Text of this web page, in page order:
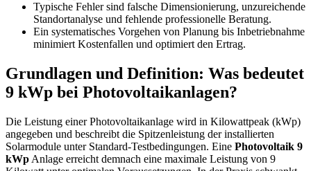
Typische Fehler sind falsche Dimensionierung, unzureichende
Standortanalyse und fehlende professionelle Beratung.
Ein systematisches Vorgehen von Planung bis Inbetriebnahme
minimiert Kostenfallen und optimiert den Ertrag.
Grundlagen und Definition: Was bedeutet
9 kWp bei Photovoltaikanlagen?
Die Leistung einer Photovoltaikanlage wird in Kilowattpeak (kWp)
angegeben und beschreibt die Spitzenleistung der installierten
Solarmodule unter Standard-Testbedingungen. Eine Photovoltaik 9
kWp Anlage erreicht demnach eine maximale Leistung von 9